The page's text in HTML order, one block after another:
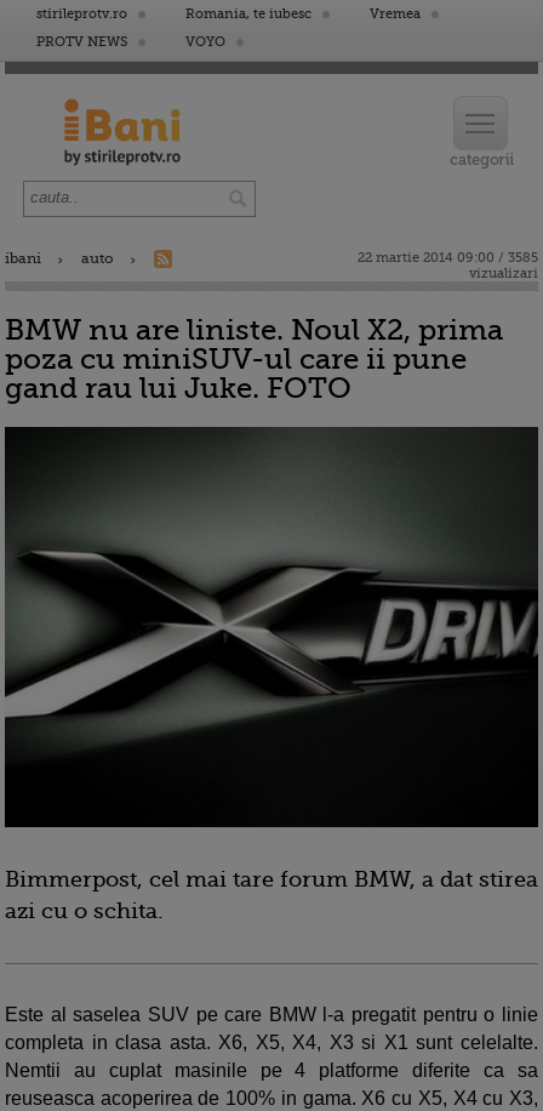
stirileprotv.ro Romania, te iubesc
Vremea
PROTV NEWS
VOYO
ibani auto
22 martie 2014 09:00 / 3585
vizualizari
BMW nu are liniste. Noul X2, prima
poza cu miniSUV-ul care ii pune
gand rau lui Juke. FOTO
Bimmerpost, cel mai tare forum BMW, a dat stirea
azi cu o schita.
Este al saselea SUV pe care BMW l-a pregatit pentru o linie
completa in clasa asta. X6, X5, X4, X3 si X1 sunt celelalte.
Nemtii au cuplat masinile pe 4 platforme diferite ca sa
reuseasca acoperirea de 100% in gama. X6 cu X5, X4 cu X3,